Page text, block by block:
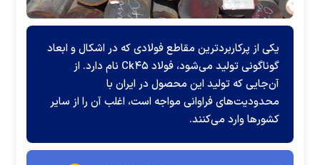
یکی از پرکاربردترین مقاطع فولادی که در اشکال و ابعاد
گوناگونی تولید می‌شود، فولاد Ck۴۵ نام دارد. از
آن‌جایی که تولید این محصول در ایران با
محدودیت‌های فراوانی مواجه است، اغلب آن را از سایر
کشور‌ها وارد می‌کنند.